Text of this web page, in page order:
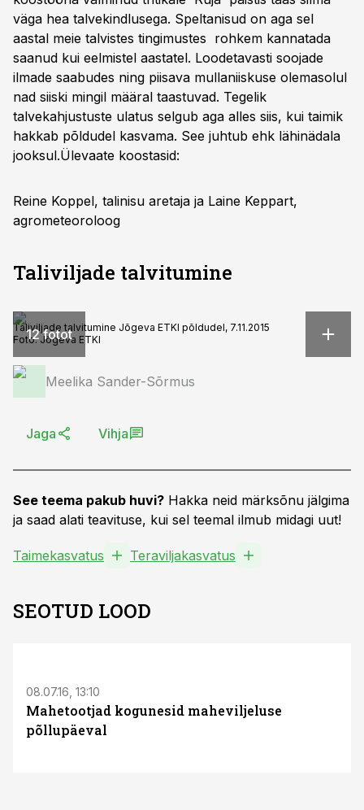
väga hea talvekindlusega. Speltanisud on aga sel
aastal meie talvistes tingimustes rohkem kannatada
saanud kui eelmistel aastatel. Loodetavasti soojade
ilmade saabudes ning piisava mullaniiskuse olemasolul
nad siiski mingil määral taastuvad. Tegelik
talvekahjustuste ulatus selgub aga alles siis, kui taimik
hakkab põldudel kasvama. See juhtub ehk lähinädala
jooksul.Ülevaate koostasid:
Reine Koppel, talinisu aretaja ja Laine Keppart,
agrometeoroloog
Taliviljade talvitumine
12 fotot
Taliviljade talvitumine Jõgeva ETKI põldudel, 7.11.2015
Foto:Jõgeva ETKI
Meelika Sander-Sõrmus
Jaga Vihja
See teema pakub huvi? Hakka neid märksõnu jälgima
ja saad alati teavituse, kui sel teemal ilmub midagi uut!
Taimekasvatus Teraviljakasvatus
SEOTUD LOOD
08.07.16, 13:10
Mahetootjad kogunesid maheviljeluse
põllupäeval